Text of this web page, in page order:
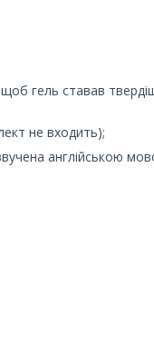
гель ставав
не входить);
англійською